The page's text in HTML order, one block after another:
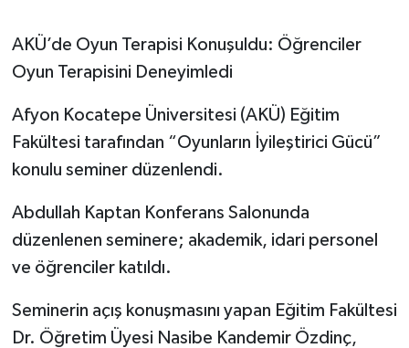
AKÜ’de Oyun Terapisi Konuşuldu: Öğrenciler
Oyun Terapisini Deneyimledi
Afyon Kocatepe Üniversitesi (AKÜ) Eğitim
Fakültesi tarafından “Oyunların İyileştirici Gücü”
konulu seminer düzenlendi.
Abdullah Kaptan Konferans Salonunda
düzenlenen seminere; akademik, idari personel
ve öğrenciler katıldı.
Seminerin açış konuşmasını yapan Eğitim Fakültesi
Dr. Öğretim Üyesi Nasibe Kandemir Özdinç,